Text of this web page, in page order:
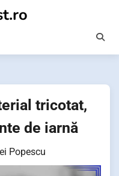
tricotat,
de iarnă
Popescu